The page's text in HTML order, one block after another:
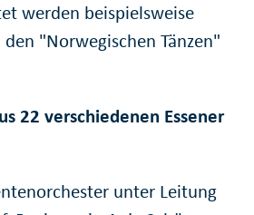
werden beispielsweise
"Norwegischen Tänzen"
22 verschiedenen Essener
unter Leitung